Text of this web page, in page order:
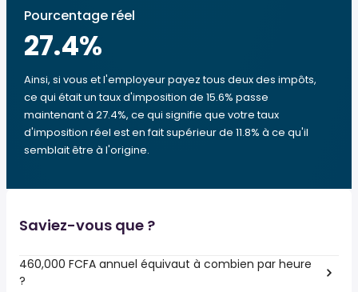
Pourcentage réel
27.4%
Ainsi, si vous et l'employeur payez tous deux des impôts,
ce qui était un taux d'imposition de 15.6% passe
maintenant à 27.4%, ce qui signifie que votre taux
d'imposition réel est en fait supérieur de 11.8% à ce qu'il
semblait être à l'origine.
Saviez-vous que ?
460,000 FCFA annuel équivaut à combien par heure
?